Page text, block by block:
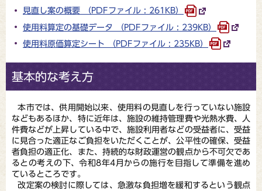
見直し案の概要 （PDFファイル : 261KB）
使用料算定の基礎データ （PDFファイル : 239KB）
使用料原価算定シート （PDFファイル : 235KB）
基本的な考え方
本市では、供用開始以来、使用料の見直しを行っていない施設
などもあるほか、特に近年は、施設の維持管理費や光熱水費、人
件費などが上昇している中で、施設利用者などの受益者に、受益
に見合った適正なご負担をいただくことが、公平性の確保、受益
者負担の適正化、また、持続的な財政運営の観点から不可欠であ
るとの考えの下、令和8年4月からの施行を目指して準備を進め
ているところです。
改定案の検討に際しては、急激な負担増を緩和するという観点